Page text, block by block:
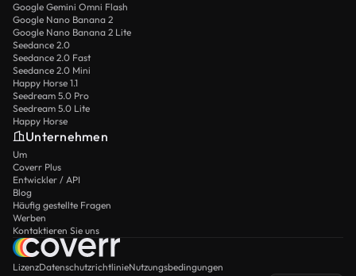
Google Gemini Omni Flash
Google Nano Banana 2
Google Nano Banana 2 Lite
Seedance 2.0
Seedance 2.0 Fast
Seedance 2.0 Mini
Happy Horse 1.1
Seedream 5.0 Pro
Seedream 5.0 Lite
Happy Horse
Unternehmen
Um
Coverr Plus
Entwickler / API
Blog
Häufig gestellte Fragen
Werben
Kontaktieren Sie uns
LizenzDatenschutzrichtlinieNutzungsbedingungen